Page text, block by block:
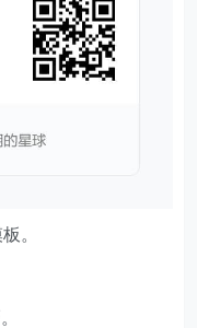
。